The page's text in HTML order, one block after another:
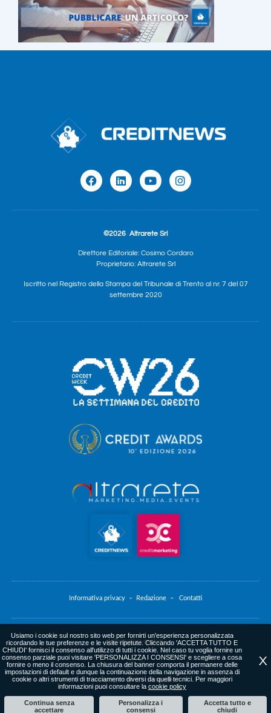
©2026 Altrarete Srl
Direttore Editoriale: Cosimo Cordaro
Proprietario: Altrarete Srl
Iscritto nel Registro della Stampa del Tribunale di Trento al nr. 7 del 07
settembre 2020
Informativa privacy – Redazione – Contatti
Informativa cookie
web agency: altrarete.com
X
Usiamo i cookie sul nostro sito web per fornirti un'esperienza personalizzata
ricordando le tue preferenze e le visite ripetute. Cliccando 'ACCETTA TUTTO E
CHIUDI' fornisci il consenso all'utilizzo di tutti i cookie. Nel caso tu voglia fornire un
consenso parziale puoi visitare 'PERSONALIZZA I CONSENSI' e scegliere a cosa
fornire o meno il consenso. La chiusura del banner comporta il permanere delle
impostazioni di default e dunque la continuazione della navigazione in assenza di
cookie o altri strumenti di tracciamento diversi da quelli tecnici. Per maggiori
informazioni puoi consultare la cookie policy
Continua senza
accettare
Personalizza i
consensi
Accetta tutto e
chiudi